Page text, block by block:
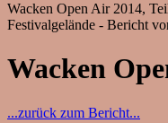
Wacken Open Air 2014,
Festivalgelände - Bericht
Wacken
...zurück zum Bericht...